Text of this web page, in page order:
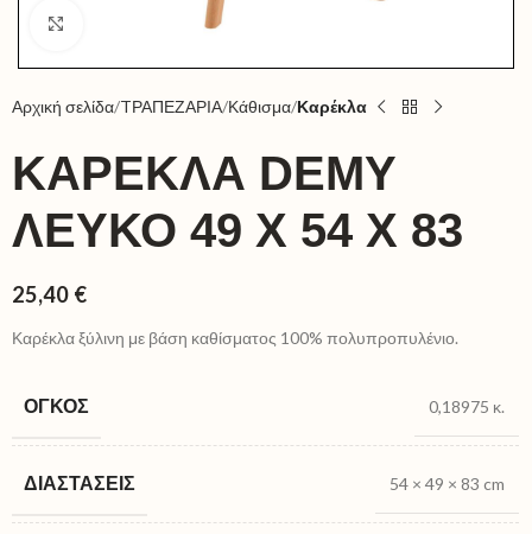
Αρχική σελίδα TΡΑΠΕΖΑΡΙΑ Κάθισμα Καρέκλα
ΚΑΡΈΚΛΑ DEMY
ΛΕΥΚΌ 49 X 54 X 83
25,40 €
Καρέκλα ξύλινη με βάση καθίσματος 100% πολυπροπυλένιο.
ΌΓΚΟΣ 0,18975 κ.
ΔΙΑΣΤΆΣΕΙΣ 54 × 49 × 83 cm